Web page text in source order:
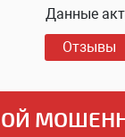
Данные
Отзывы